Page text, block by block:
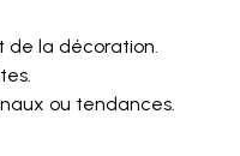
de la décoration.
ou tendances.